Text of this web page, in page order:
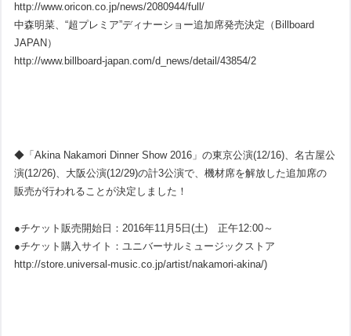
http://www.oricon.co.jp/news/2080944/full/
中森明菜、“超プレミア”ディナーショー追加席発売決定（Billboard
JAPAN）
http://www.billboard-japan.com/d_news/detail/43854/2
◆「Akina Nakamori Dinner Show 2016」の東京公演(12/16)、名古屋公
演(12/26)、大阪公演(12/29)の計3公演で、機材席を解放した追加席の
販売が行われることが決定しました！
●チケット販売開始日：2016年11月5日(土) 正午12:00～
●チケット購入サイト：ユニバーサルミュージックストア
http://store.universal-music.co.jp/artist/nakamori-akina/)